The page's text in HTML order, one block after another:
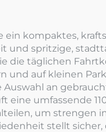
ein kompaktes,
und spritzige,
die täglichen
und auf kleinen
an
eine umfassende
um strengen
stellt sicher,